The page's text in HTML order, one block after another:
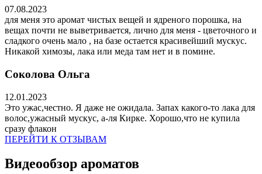
07.08.2023
для меня это аромат чистых вещей и ядреного порошка, на
вещах почти не выветривается, лично для меня - цветочного и
сладкого очень мало , на базе остается красивейший мускус.
Никакой химозы, лака или меда там нет и в помине.
Соколова Ольга
12.01.2023
Это ужас,честно. Я даже не ожидала. Запах какого-то лака для
волос,ужасный мускус, а-ля Кирке. Хорошо,что не купила
сразу флакон
ПЕРЕЙТИ К ОТЗЫВАМ
Видеообзор ароматов